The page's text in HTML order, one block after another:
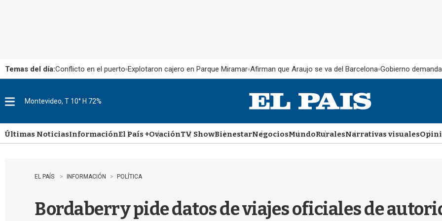
Temas del día:Conflicto en el puerto Explotaron cajero en Parque Miramar Afirman que Araujo se va del Barcelona Gobierno
u
Montevideo, T 10° H 72%
Últimas NoticiasInformaciónEl País +OvaciónTV ShowBienestarNegociosMundoRuralesNarrativas visuales
EL PAÍS INFORMACIÓN POLÍTICA
Bordaberry pide datos de viajes oficiales de